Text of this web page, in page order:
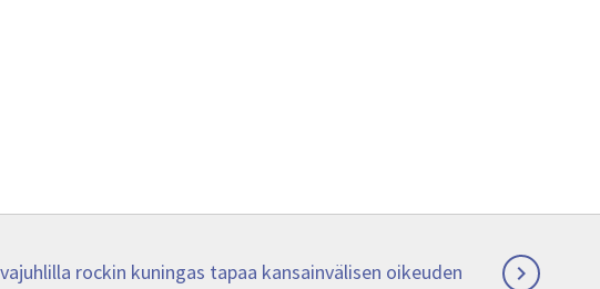

rockin kuningas tapaa kansainvälisen oikeuden